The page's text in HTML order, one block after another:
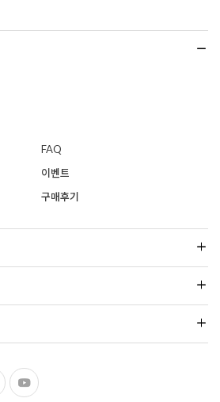
FAQ
이벤트
구매후기